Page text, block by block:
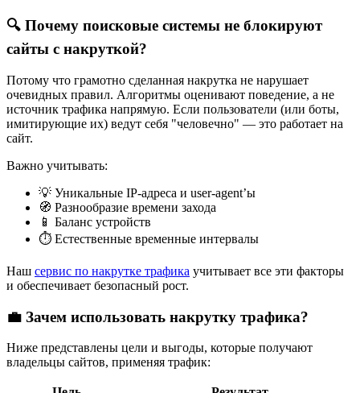
🔍 Почему поисковые системы не блокируют
сайты с накруткой?
Потому что грамотно сделанная накрутка не нарушает
очевидных правил. Алгоритмы оценивают поведение, а не
источник трафика напрямую. Если пользователи (или боты,
имитирующие их) ведут себя "человечно" — это работает на
сайт.
Важно учитывать:
💡 Уникальные IP-адреса и user-agent’ы
🧭 Разнообразие времени захода
📱 Баланс устройств
⏱️ Естественные временные интервалы
Наш сервис по накрутке трафика учитывает все эти факторы
и обеспечивает безопасный рост.
💼 Зачем использовать накрутку трафика?
Ниже представлены цели и выгоды, которые получают
владельцы сайтов, применяя трафик: